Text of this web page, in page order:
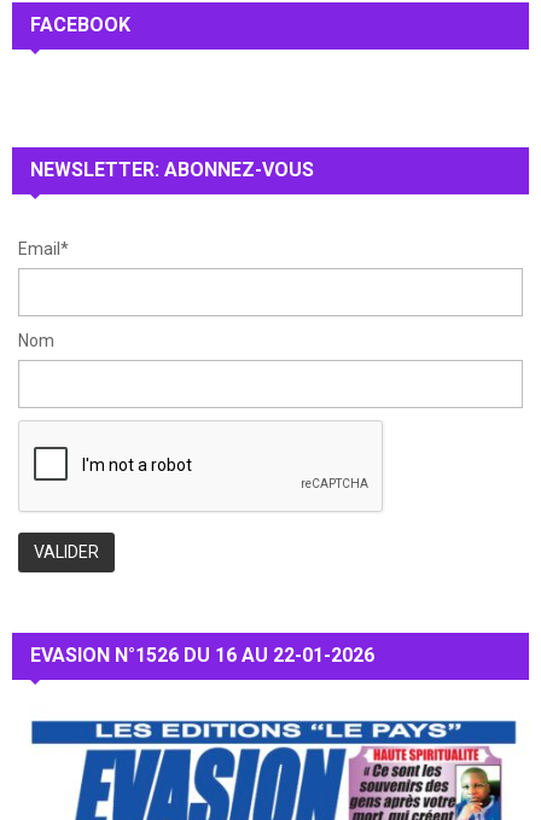
:
FACEBOOK
NEWSLETTER: ABONNEZ-VOUS
Email*
Nom
EVASION N°1526 DU 16 AU 22-01-2026